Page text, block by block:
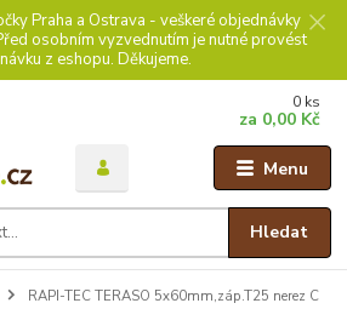
Praha a Ostrava - veškeré objednávky
osobním vyzvednutím je nutné provést
z eshopu. Děkujeme.
Menu
Hledat
0 ks
za 0,00 Kč
RAPI-TEC TERASO 5x60mm,záp.T25 nerez C